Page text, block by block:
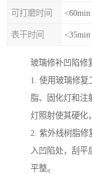
可打磨时间 <60min
表干时间 <35min
玻璃修补凹陷修
1. 使用玻璃修复
脂、固化灯和注
灯照射使其硬化
2. 紫外线树脂修
入凹陷处，刮平
平整。